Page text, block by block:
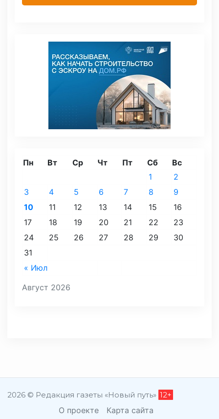
Август 2026
Пн Вт Ср Чт Пт Сб Вс
« Июл
1
2
3
4 5 6 7 8
9
10
11 12 13 14 15
16
17
18 19 20 21 22
23
24
25 26 27 28 29
30
31
2026 © Редакция газеты «Новый путь» 12+
О проекте Карта сайта